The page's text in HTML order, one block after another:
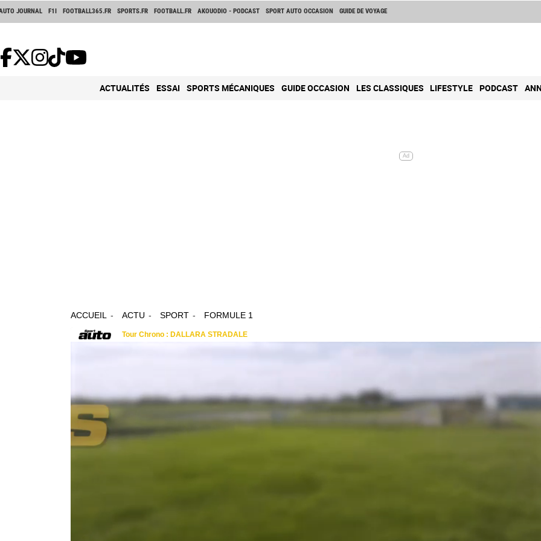
JOURNAL F1I FOOTBALL365.FR SPORTS.FR FOOTBALL.FR AKOUODIO - PODCAST SPORT AUTO OCCASION GUIDE DE VOYAGE
ACTUALITÉS ESSAI SPORTS MÉCANIQUES GUIDE OCCASION LES CLASSIQUES LIFESTYLE PODCAST
Ad
ACCUEIL ACTU SPORT FORMULE 1